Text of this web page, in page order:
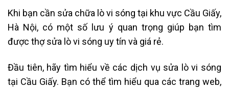
Khi bạn cần sửa chữa lò vi sóng tại khu vực Cầu Giấy,
Hà Nội, có một số lưu ý quan trọng giúp bạn tìm
được thợ sửa lò vi sóng uy tín và giá rẻ.
Đầu tiên, hãy tìm hiểu về các dịch vụ sửa lò vi sóng
tại Cầu Giấy. Bạn có thể tìm hiểu qua các trang web,